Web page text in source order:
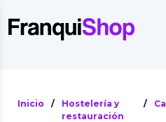
Inicio /
Hostelería y
restauración
/